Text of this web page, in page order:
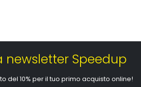
newsletter Speedup
del 10% per il tuo primo acquisto online!